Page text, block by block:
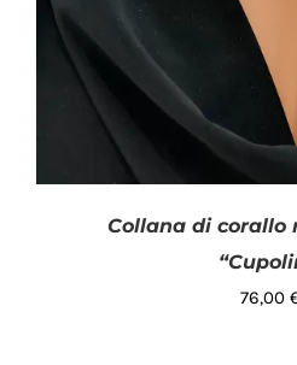
Collana di corallo
76,00